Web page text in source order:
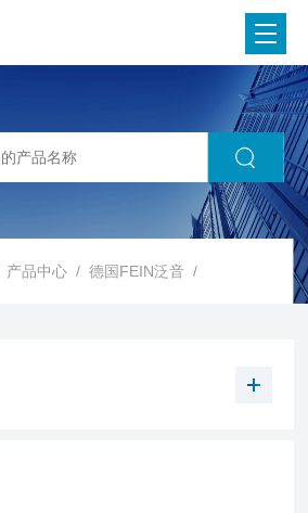
产品中心 /德国FEIN泛音 /